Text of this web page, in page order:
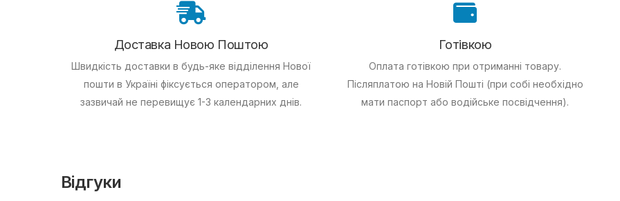
Доставка Новою Поштою
Швидкість доставки в будь-яке відділення Нової
пошти в Україні фіксується оператором, але
зазвичай не перевищує 1-3 календарних днів.
Готівкою
Оплата готівкою при отриманні товару.
Післяплатою на Новій Пошті (при собі необхідно
мати паспорт або водійське посвідчення).
Відгуки